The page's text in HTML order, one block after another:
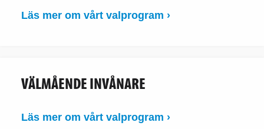
Läs mer om vårt valprogram ›
VÄLMÅENDE INVÅNARE
Läs mer om vårt valprogram ›